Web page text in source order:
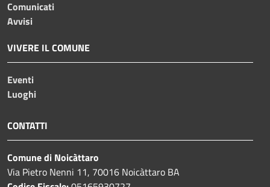
Comunicati
Avvisi
VIVERE IL COMUNE
Eventi
Luoghi
CONTATTI
Comune di Noicàttaro
Via Pietro Nenni 11, 70016 Noicàttaro BA